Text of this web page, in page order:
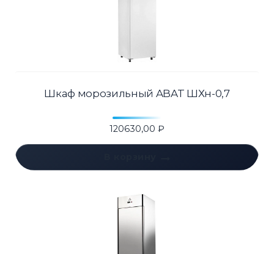
Шкаф морозильный ABAT ШХн-0,7
120630,00 ₽